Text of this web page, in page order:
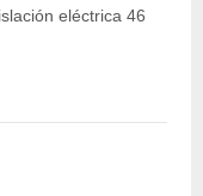
eléctrica 46